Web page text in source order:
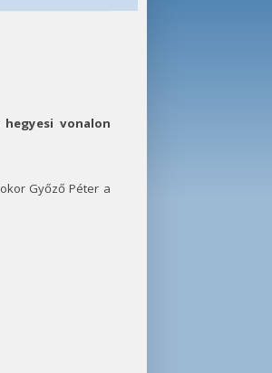
vonalon
Győző Péter a